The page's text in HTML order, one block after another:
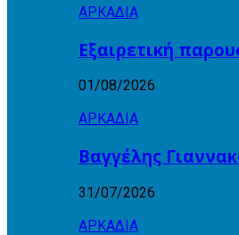
ΑΡΚΑΔΙΑ
Εξαιρετική
01/08/2026
ΑΡΚΑΔΙΑ
Βαγγέλης
31/07/2026
ΑΡΚΑΔΙΑ